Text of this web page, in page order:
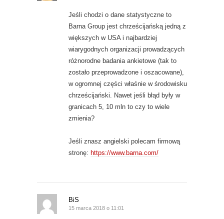
Jeśli chodzi o dane statystyczne to
Barna Group jest chrześcijańską jedną z
większych w USA i najbardziej
wiarygodnych organizacji prowadzących
różnorodne badania ankietowe (tak to
zostało przeprowadzone i oszacowane),
w ogromnej części właśnie w środowisku
chrześcijański. Nawet jeśli błąd były w
granicach 5, 10 mln to czy to wiele
zmienia?
Jeśli znasz angielski polecam firmową
stronę: https://www.barna.com/
BiS
15 marca 2018 o 11:01